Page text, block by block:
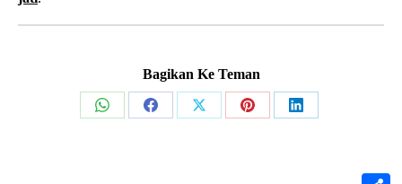
Bagikan Ke Teman
Share
Share
Share
Share
Share